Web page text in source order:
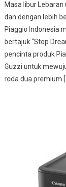
Masa libur
dan dengan lebih
Piaggio Indonesia
bertajuk “Stop
pencinta produk
Guzzi untuk
roda dua premium